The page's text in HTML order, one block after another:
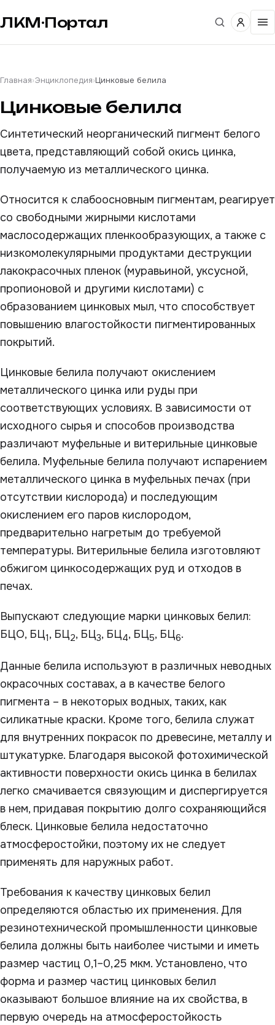
ЛКМ·Портал
Главная›Энциклопедия›Цинковые белила
Цинковые белила
Синтетический неорганический пигмент белого
цвета, представляющий собой окись цинка,
получаемую из металлического цинка.
Относится к слабоосновным пигментам, реагирует
со свободными жирными кислотами
маслосодержащих пленкообразующих, а также с
низкомолекулярными продуктами деструкции
лакокрасочных пленок (муравьиной, уксусной,
пропионовой и другими кислотами) с
образованием цинковых мыл, что способствует
повышению влагостойкости пигментированных
покрытий.
Цинковые белила получают окислением
металлического цинка или руды при
соответствующих условиях. В зависимости от
исходного сырья и способов производства
различают муфельные и витерильные цинковые
белила. Муфельные белила получают испарением
металлического цинка в муфельных печах (при
отсутствии кислорода) и последующим
окислением его паров кислородом,
предварительно нагретым до требуемой
температуры. Витерильные белила изготовляют
обжигом цинкосодержащих руд и отходов в
печах.
Выпускают следующие марки цинковых белил:
БЦО, БЦ1, БЦ2, БЦ3, БЦ4, БЦ5, БЦ6.
Данные белила используют в различных неводных
окрасочных составах, а в качестве белого
пигмента – в некоторых водных, таких, как
силикатные краски. Кроме того, белила служат
для внутренних покрасок по древесине, металлу и
штукатурке. Благодаря высокой фотохимической
активности поверхности окись цинка в белилах
легко смачивается связующим и диспергируется
в нем, придавая покрытию долго сохраняющийся
блеск. Цинковые белила недостаточно
атмосферостойки, поэтому их не следует
применять для наружных работ.
Требования к качеству цинковых белил
определяются областью их применения. Для
резинотехнической промышленности цинковые
белила должны быть наиболее чистыми и иметь
размер частиц 0,1–0,25 мкм. Установлено, что
форма и размер частиц цинковых белил
оказывают большое влияние на их свойства, в
первую очередь на атмосферостойкость